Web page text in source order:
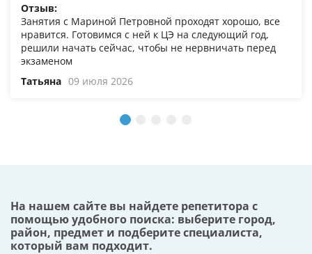
Отзыв:
Занятия с Мариной Петровной проходят хорошо, все
нравится. Готовимся с ней к ЦЭ на следующий год,
решили начать сейчас, чтобы не нервничать перед
экзаменом
Татьяна 09 июля 2026
На нашем сайте вы найдете репетитора с
помощью удобного поиска: выберите город,
район, предмет и подберите специалиста,
который вам подходит.